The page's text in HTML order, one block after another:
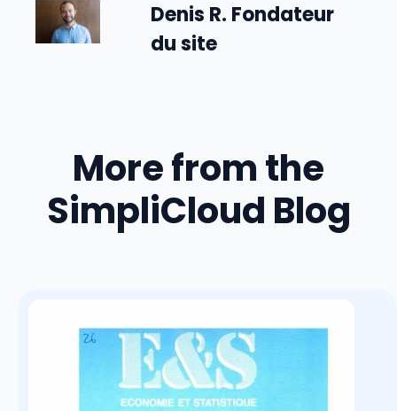
Denis R. Fondateur
du site
More from the
SimpliCloud Blog